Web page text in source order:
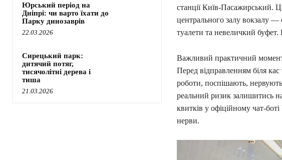
Юрський період на
Дніпрі: чи варто їхати до
Парку динозаврів
22.03.2026
Сирецький парк:
дитячий потяг,
тисячолітні дерева і
тиша
21.03.2026
станції Київ-Пасажирський.
центрального залу вокзалу —
туалети та невеличкий буфет.
Важливий практичний
Перед відправленням біля
роботи, поспішають,
реальний ризик залишитись
квитків у офіційному чат-
нерви.